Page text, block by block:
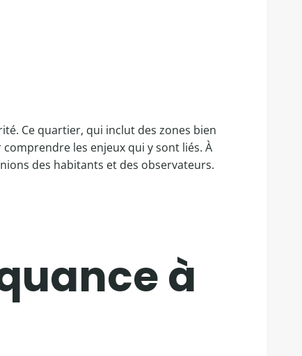
Ce quartier, qui inclut des zones bien
les enjeux qui y sont liés. À
des habitants et des observateurs.
à